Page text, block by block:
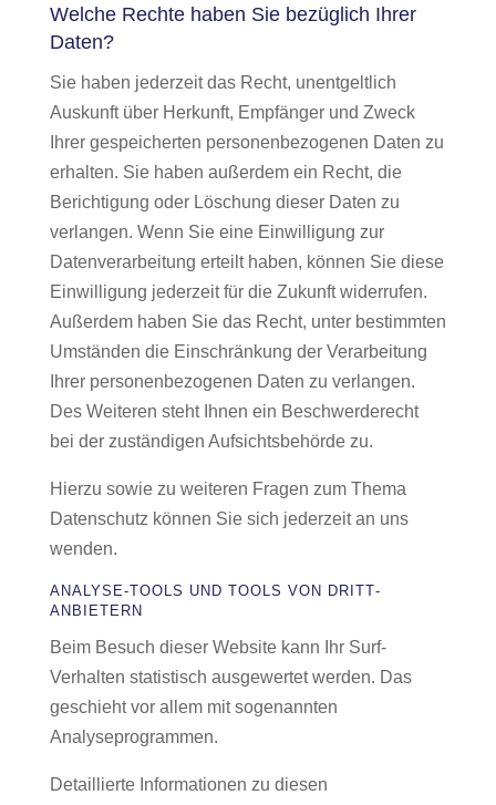
Welche Rechte haben Sie bezüglich Ihrer
Daten?
Sie haben jederzeit das Recht, unentgeltlich
Auskunft über Herkunft, Empfänger und Zweck
Ihrer gespeicherten personenbezogenen Daten zu
erhalten. Sie haben außerdem ein Recht, die
Berichtigung oder Löschung dieser Daten zu
verlangen. Wenn Sie eine Einwilligung zur
Datenverarbeitung erteilt haben, können Sie diese
Einwilligung jederzeit für die Zukunft widerrufen.
Außerdem haben Sie das Recht, unter bestimmten
Umständen die Einschränkung der Verarbeitung
Ihrer personenbezogenen Daten zu verlangen.
Des Weiteren steht Ihnen ein Beschwerderecht
bei der zuständigen Aufsichtsbehörde zu.
Hierzu sowie zu weiteren Fragen zum Thema
Datenschutz können Sie sich jederzeit an uns
wenden.
ANALYSE-TOOLS UND TOOLS VON DRITT­
ANBIETERN
Beim Besuch dieser Website kann Ihr Surf-
Verhalten statistisch ausgewertet werden. Das
geschieht vor allem mit sogenannten
Analyseprogrammen.
Detaillierte Informationen zu diesen